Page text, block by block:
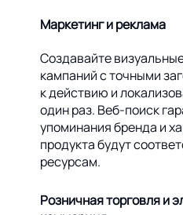
Маркетинг и реклама
Создавайте
кампаний с точными
к действию и
один раз. Веб-поиск
упоминания бренда и
продукта будут
ресурсам.
Розничная торговля и